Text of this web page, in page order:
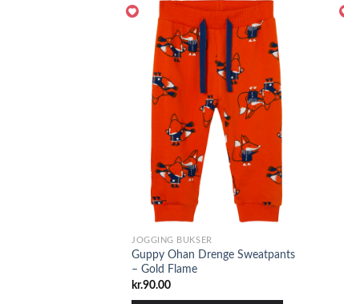
JOGGING BUKSER
Guppy Ohan Drenge Sweatpants
– Gold Flame
kr.90.00